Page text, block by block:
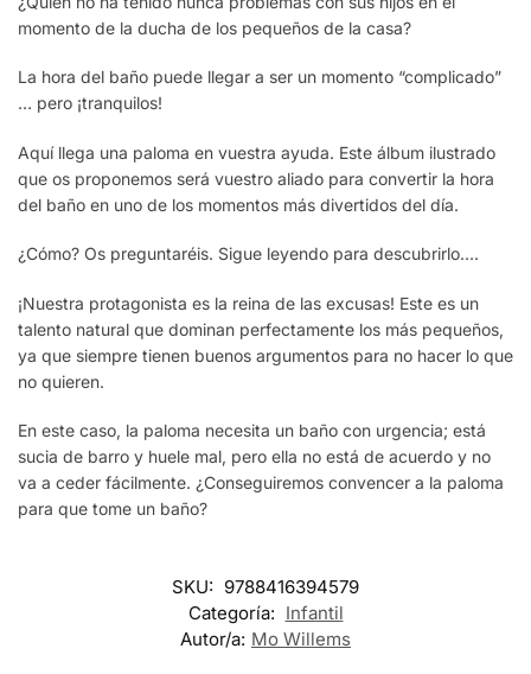
momento de la ducha de los pequeños de la casa?
La hora del baño puede llegar a ser un momento “complicado”
… pero ¡tranquilos!
Aquí llega una paloma en vuestra ayuda. Este álbum ilustrado
que os proponemos será vuestro aliado para convertir la hora
del baño en uno de los momentos más divertidos del día.
¿Cómo? Os preguntaréis. Sigue leyendo para descubrirlo….
¡Nuestra protagonista es la reina de las excusas! Este es un
talento natural que dominan perfectamente los más pequeños,
ya que siempre tienen buenos argumentos para no hacer lo que
no quieren.
En este caso, la paloma necesita un baño con urgencia; está
sucia de barro y huele mal, pero ella no está de acuerdo y no
va a ceder fácilmente. ¿Conseguiremos convencer a la paloma
para que tome un baño?
SKU: 9788416394579
Categoría: Infantil
Autor/a: Mo Willems